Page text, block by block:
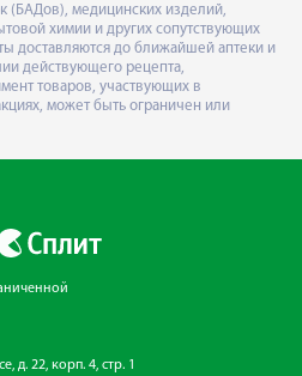
(БАДов), медицинских изделий,
химии и других сопутствующих
доставляются до ближайшей аптеки и
действующего рецепта,
товаров, участвующих в
может быть ограничен или
д. 22, корп. 4, стр. 1